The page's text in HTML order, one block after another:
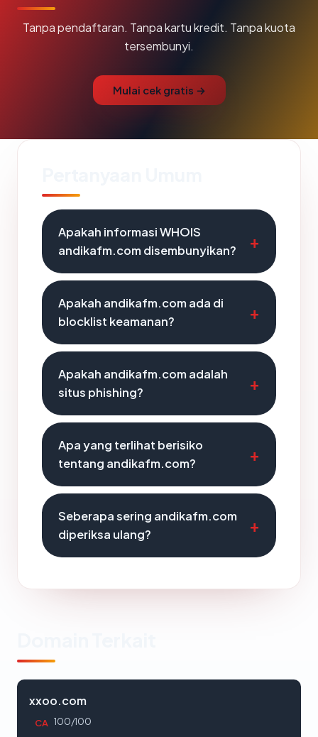
Tanpa pendaftaran. Tanpa kartu kredit. Tanpa kuota
tersembunyi.
Mulai cek gratis →
Apakah informasi WHOIS
andikafm.com disembunyikan?
Apakah andikafm.com ada di
blocklist keamanan?
Apakah andikafm.com adalah
situs phishing?
Apa yang terlihat berisiko
tentang andikafm.com?
Seberapa sering andikafm.com
diperiksa ulang?
xxoo.com
CA 100/100